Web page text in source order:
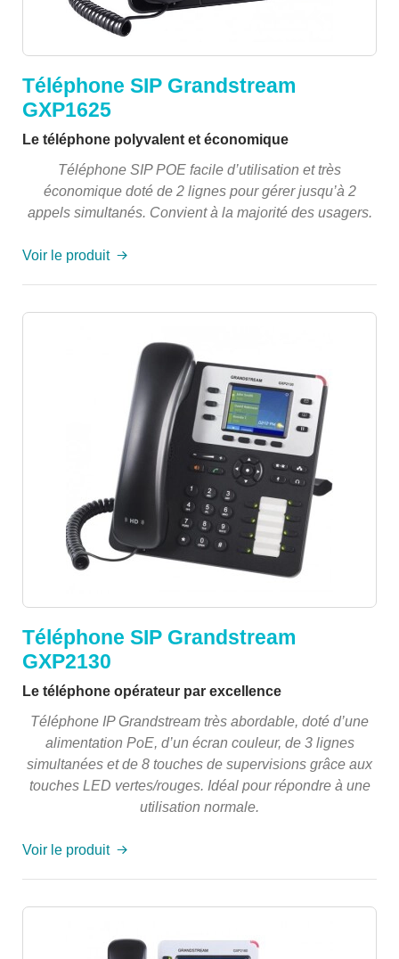
Téléphone SIP Grandstream
GXP1625
Le téléphone polyvalent et économique
Téléphone SIP POE facile d’utilisation et très
économique doté de 2 lignes pour gérer jusqu’à 2
appels simultanés. Convient à la majorité des usagers.
Voir le produit
Téléphone SIP Grandstream
GXP2130
Le téléphone opérateur par excellence
Téléphone IP Grandstream très abordable, doté d’une
alimentation PoE, d’un écran couleur, de 3 lignes
simultanées et de 8 touches de supervisions grâce aux
touches LED vertes/rouges. Idéal pour répondre à une
utilisation normale.
Voir le produit